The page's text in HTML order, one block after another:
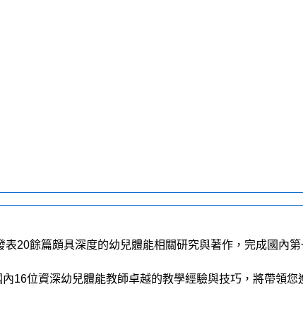
20餘篇頗具深度的幼兒體能相關研究與著作，完成國內
16位資深幼兒體能教師卓越的教學經驗與技巧，將帶領